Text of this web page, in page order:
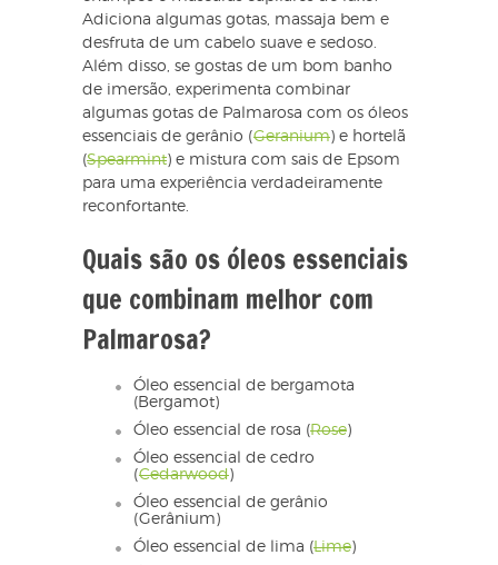
Adiciona algumas gotas, massaja bem e
desfruta de um cabelo suave e sedoso.
Além disso, se gostas de um bom banho
de imersão, experimenta combinar
algumas gotas de Palmarosa com os óleos
essenciais de gerânio (Geranium) e hortelã
(Spearmint) e mistura com sais de Epsom
para uma experiência verdadeiramente
reconfortante.
Quais são os óleos essenciais
que combinam melhor com
Palmarosa?
Óleo essencial de bergamota
(Bergamot)
Óleo essencial de rosa (Rose)
Óleo essencial de cedro
(Cedarwood)
Óleo essencial de gerânio
(Gerânium)
Óleo essencial de lima (Lime)